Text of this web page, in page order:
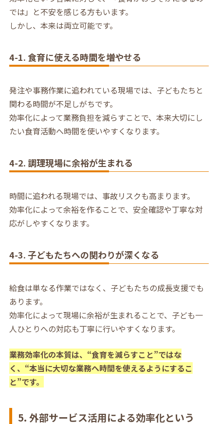
では」と不安を感じる方もいます。
しかし、本来は両立可能です。
4-1. 食育に使える時間を増やせる
発注や事務作業に追われている現場では、子どもたちと
関わる時間が不足しがちです。
効率化によって業務負担を減らすことで、本来大切にし
たい食育活動へ時間を使いやすくなります。
4-2. 調理現場に余裕が生まれる
時間に追われる現場では、事故リスクも高まります。
効率化によって余裕を作ることで、安全確認や丁寧な対
応がしやすくなります。
4-3. 子どもたちへの関わりが深くなる
給食は単なる作業ではなく、子どもたちの成長支援でも
あります。
効率化によって現場に余裕が生まれることで、子ども一
人ひとりへの対応も丁寧に行いやすくなります。
業務効率化の本質は、“食育を減らすこと”ではな
く、“本当に大切な業務へ時間を使えるようにするこ
と”です。
5. 外部サービス活用による効率化という